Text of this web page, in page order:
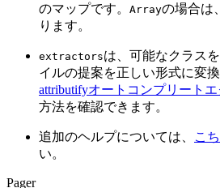
のマップです。 Arrayの場合は
ります。
extractorsは、可能なクラス
イルの提案を正しい形式に変
attributifyオートコンプリート
方法を確認できます。
追加のヘルプについては、 こ
い。
Pager